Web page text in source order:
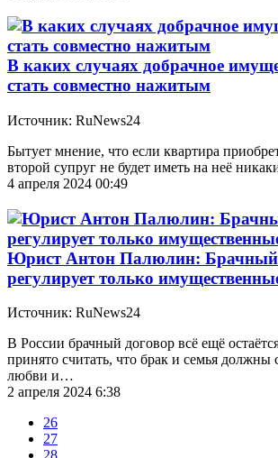
В каких случаях добрачное
стать совместно нажитым
Источник: RuNews24
Бытует мнение, что если квартира
второй супруг не будет иметь на неё
4 апреля 2024 00:49
Юрист Антон Палюлин: Брачный
регулирует только
Источник: RuNews24
В России брачный договор всё ещё
принято считать, что брак и семья должны
любви и…
2 апреля 2024 6:38
26
27